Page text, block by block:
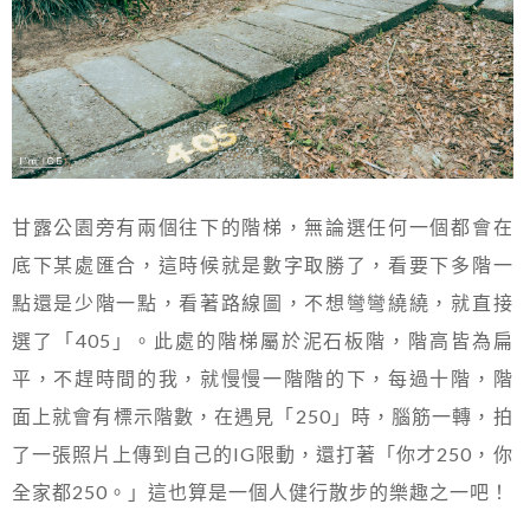
甘露公園旁有兩個往下的階梯，無論選任何一個都會在
底下某處匯合，這時候就是數字取勝了，看要下多階一
點還是少階一點，看著路線圖，不想彎彎繞繞，就直接
選了「405」。此處的階梯屬於泥石板階，階高皆為扁
平，不趕時間的我，就慢慢一階階的下，每過十階，階
面上就會有標示階數，在遇見「250」時，腦筋一轉，拍
了一張照片上傳到自己的IG限動，還打著「你才250，你
全家都250。」這也算是一個人健行散步的樂趣之一吧！